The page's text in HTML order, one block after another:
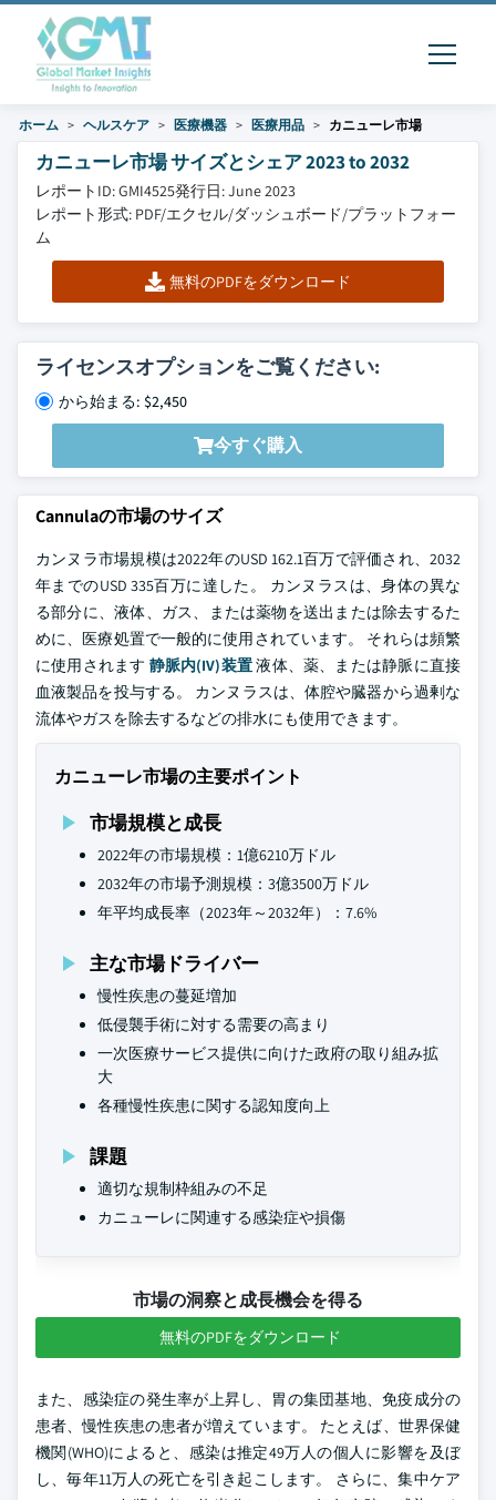
ホーム ヘルスケア 医療機器 医療用品 カニューレ市場
カニューレ市場 サイズとシェア 2023 to 2032
レポートID: GMI4525発行日: June 2023
レポート形式: PDF/エクセル/ダッシュボード/プラットフォー
ム
無料のPDFをダウンロード
ライセンスオプションをご覧ください:
から始まる: $2,450
今すぐ購入
Cannulaの市場のサイズ
カンヌラ市場規模は2022年のUSD 162.1百万で評価され、2032
年までのUSD 335百万に達した。 カンヌラスは、身体の異な
る部分に、液体、ガス、または薬物を送出または除去するた
めに、医療処置で一般的に使用されています。 それらは頻繁
に使用されます 静脈内(IV)装置液体、薬、または静脈に直接
血液製品を投与する。 カンヌラスは、体腔や臓器から過剰な
流体やガスを除去するなどの排水にも使用できます。
カニューレ市場の主要ポイント
市場規模と成長
2022年の市場規模：1億6210万ドル
2032年の市場予測規模：3億3500万ドル
年平均成長率（2023年～2032年）：7.6%
主な市場ドライバー
慢性疾患の蔓延増加
低侵襲手術に対する需要の高まり
一次医療サービス提供に向けた政府の取り組み拡
大
各種慢性疾患に関する認知度向上
課題
適切な規制枠組みの不足
カニューレに関連する感染症や損傷
市場の洞察と成長機会を得る
無料のPDFをダウンロード
また、感染症の発生率が上昇し、胃の集団基地、免疫成分の
患者、慢性疾患の患者が増えています。 たとえば、世界保健
機関(WHO)によると、感染は推定49万人の個人に影響を及ぼ
し、毎年11万人の死亡を引き起こします。 さらに、集中ケア